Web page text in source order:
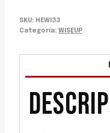
SKU: HEWI33
Categoría: WISEUP